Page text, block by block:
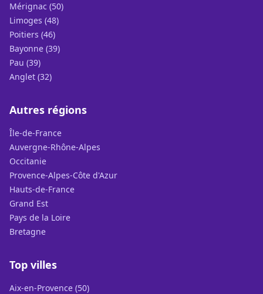
Mérignac (50)
Limoges (48)
Poitiers (46)
Bayonne (39)
Pau (39)
Anglet (32)
Autres régions
Île-de-France
Auvergne-Rhône-Alpes
Occitanie
Provence-Alpes-Côte d'Azur
Hauts-de-France
Grand Est
Pays de la Loire
Bretagne
Top villes
Aix-en-Provence (50)